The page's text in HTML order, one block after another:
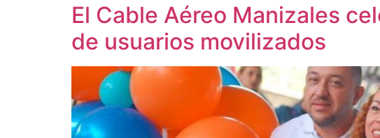
El Cable Aéreo Manizales
de usuarios movilizados